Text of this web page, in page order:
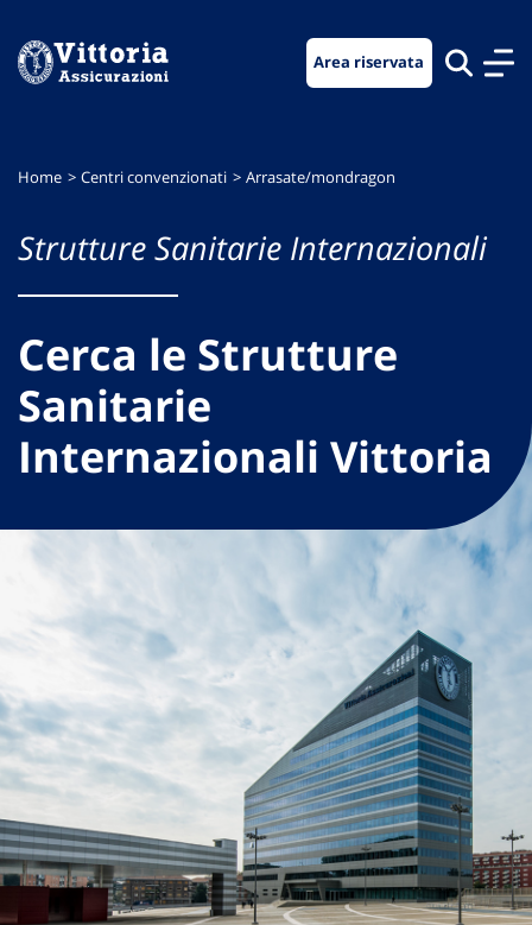
menu
contenuto
footer
Area riservata
Home Centri convenzionati Arrasate/mondragon
Strutture Sanitarie Internazionali
Cerca le Strutture
Sanitarie
Internazionali Vittoria